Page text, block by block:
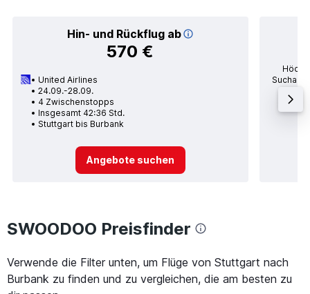
Hin- und Rückflug ab
570 €
United Airlines
24.09.-28.09.
4 Zwischenstopps
Insgesamt 42:36 Std.
Stuttgart bis Burbank
Angebote suchen
SWOODOO Preisfinder
Verwende die Filter unten, um Flüge von Stuttgart nach
Burbank zu finden und zu vergleichen, die am besten zu